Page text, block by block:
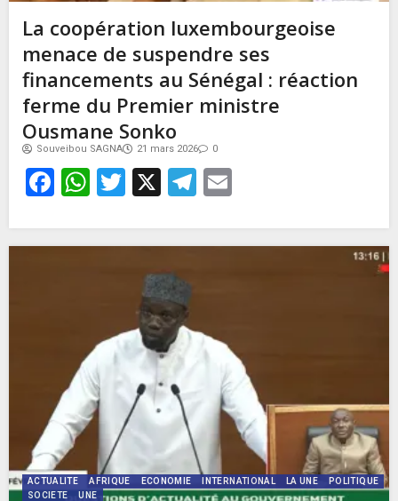
La coopération luxembourgeoise
menace de suspendre ses
financements au Sénégal : réaction
ferme du Premier ministre
Ousmane Sonko
Souveibou SAGNA 21 mars 2026 0
Facebook
WhatsApp
Twitter
X Telegram
ACTUALITE AFRIQUE ECONOMIE INTERNATIONAL LA UNE
POLITIQUE
SOCIETE
UNE